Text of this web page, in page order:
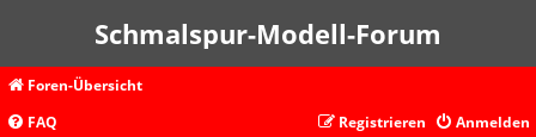
Schmalspur-Modell-Forum
Foren-Übersicht
FAQ
Anmelden
Registrieren